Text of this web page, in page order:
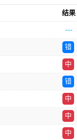
结果
---
错
中
错
中
中
中